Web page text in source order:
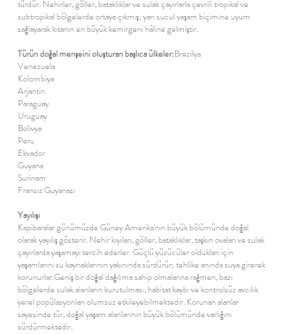
türdür. Nehirler, göller, bataklıklar ve sulak çayırlarla çevrili tropikal ve
subtropikal bölgelerde ortaya çıkmış; yarı sucul yaşam biçimine uyum
sağlayarak kıtanın en büyük kemirgeni hâline gelmiştir.
Türün doğal menşeini oluşturan başlıca ülkeler:Brezilya
Venezuela
Kolombiya
Arjantin
Paraguay
Uruguay
Bolivya
Peru
Ekvador
Guyana
Surinam
Fransız Guyanası
Yayılışı
Kapibaralar günümüzde Güney Amerika'nın büyük bölümünde doğal
olarak yayılış gösterir. Nehir kıyıları, göller, bataklıklar, taşkın ovaları ve sulak
çayırlarda yaşamayı tercih ederler. Güçlü yüzücüler oldukları için
yaşamlarını su kaynaklarının yakınında sürdürür; tehlike anında suya girerek
korunurlar.Geniş bir doğal dağılıma sahip olmalarına rağmen, bazı
bölgelerde sulak alanların kurutulması, habitat kaybı ve kontrolsüz avcılık
yerel popülasyonları olumsuz etkileyebilmektedir. Korunan alanlar
sayesinde tür, doğal yaşam alanlarının büyük bölümünde varlığını
sürdürmektedir.